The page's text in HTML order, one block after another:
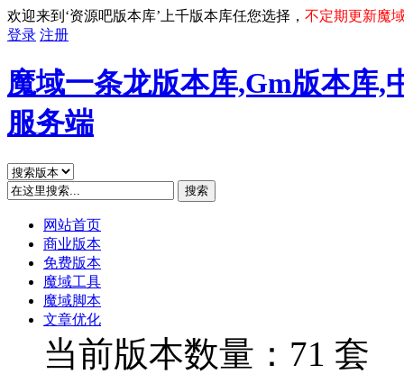
欢迎来到‘资源吧版本库’上千版本库任您选择， 不定期更新魔
登录 注册
魔域一条龙版本库,Gm版本库,
服务端
搜索
网站首页
商业版本
免费版本
魔域工具
魔域脚本
文章优化
当前版本数量：71 套